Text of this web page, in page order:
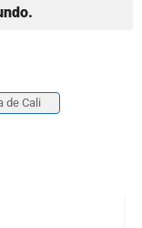
de Cali